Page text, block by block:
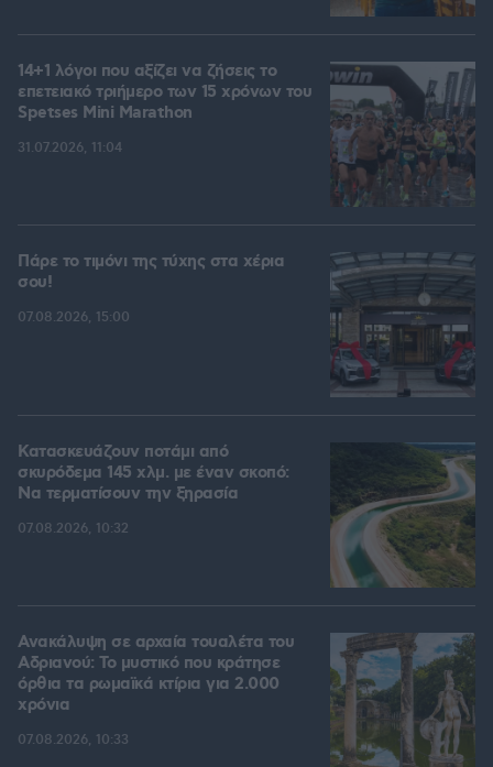
14+1 λόγοι που αξίζει να ζήσεις το
επετειακό τριήμερο των 15 χρόνων του
Spetses Mini Marathon
31.07.2026, 11:04
Πάρε το τιμόνι της τύχης στα χέρια
σου!
07.08.2026, 15:00
Κατασκευάζουν ποτάμι από
σκυρόδεμα 145 χλμ. με έναν σκοπό:
Να τερματίσουν την ξηρασία
07.08.2026, 10:32
Ανακάλυψη σε αρχαία τουαλέτα του
Αδριανού: Το μυστικό που κράτησε
όρθια τα ρωμαϊκά κτίρια για 2.000
χρόνια
07.08.2026, 10:33